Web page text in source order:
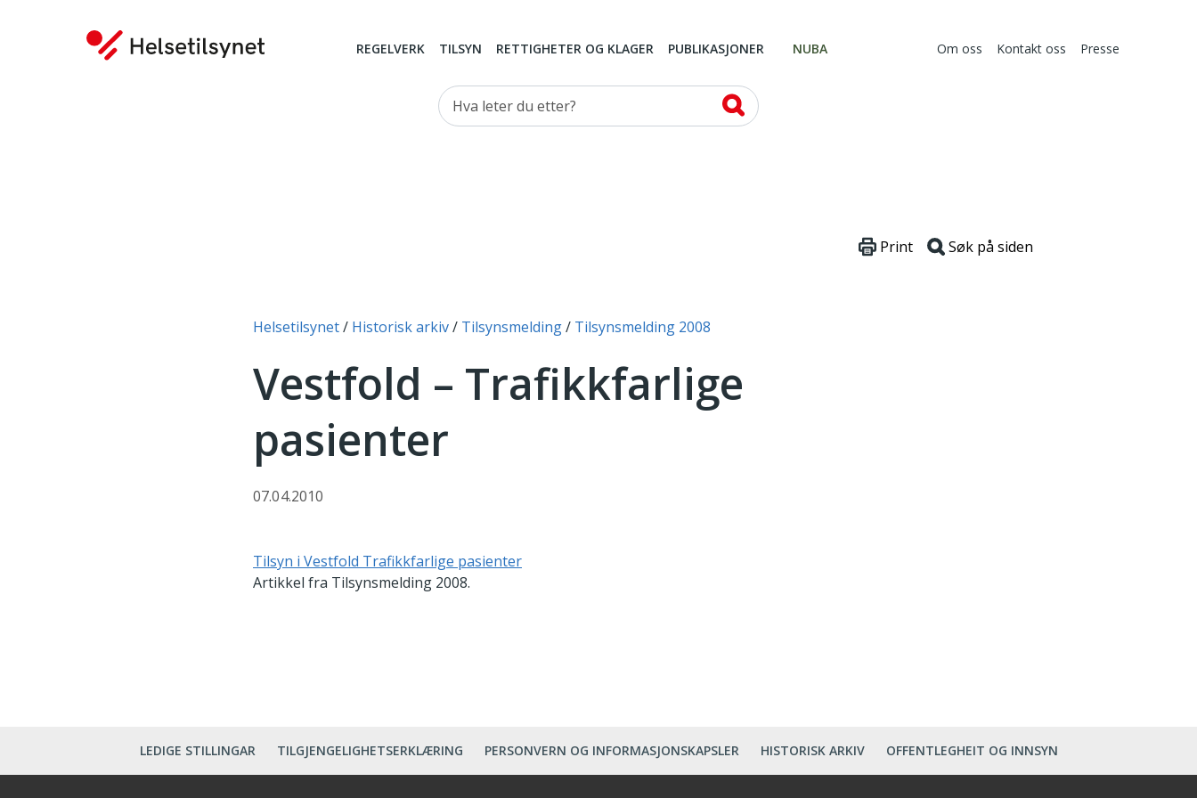
REGELVERK TILSYN RETTIGHETER OG KLAGER PUBLIKASJONER NUBA Om oss Kontakt oss Presse
Hva leter du etter?
Du er her:
Helsetilsynet Historisk arkiv Tilsynsmelding Tilsynsmelding 2008
Print Søk på siden
Vestfold – Trafikkfarlige
pasienter
07.04.2010
Tilsyn i Vestfold Trafikkfarlige pasienter
Artikkel fra Tilsynsmelding 2008.
LEDIGE STILLINGAR TILGJENGELIGHETSERKLÆRING PERSONVERN OG INFORMASJONSKAPSLER HISTORISK ARKIV OFFENTLEGHEIT OG INNSYN